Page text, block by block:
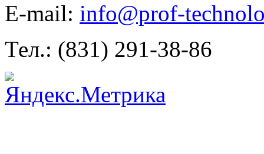
E-mail: info@prof-
Тел.: (831) 291-38-86